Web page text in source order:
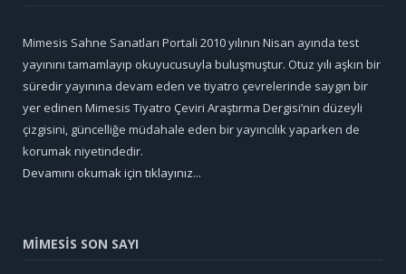
Mimesis Sahne Sanatları Portali 2010 yılının Nisan ayında test
yayınını tamamlayıp okuyucusuyla buluşmuştur. Otuz yılı aşkın bir
süredir yayınına devam eden ve tiyatro çevrelerinde saygın bir
yer edinen Mimesis Tiyatro Çeviri Araştırma Dergisi’nin düzeyli
çizgisini, güncelliğe müdahale eden bir yayıncılık yaparken de
korumak niyetindedir.
Devamını okumak için tıklayınız...
MİMESİS SON SAYI